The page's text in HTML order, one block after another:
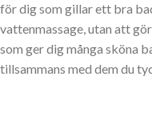
för dig som gillar ett bra
vattenmassage, utan att
som ger dig många sköna
tillsammans med dem du